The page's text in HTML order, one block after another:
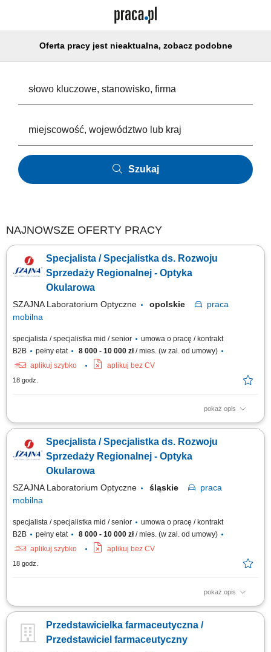
Oferta pracy jest nieaktualna, zobacz podobne
Szukaj
NAJNOWSZE OFERTY PRACY
Specjalista / Specjalistka ds. Rozwoju
Sprzedaży Regionalnej - Optyka
Okularowa
SZAJNA Laboratorium Optyczne opolskie
praca
mobilna
specjalista / specjalistka mid / senior
umowa o pracę / kontrakt
B2B
pełny etat 8 000 - 10 000 zł/ mies. (w zal. od umowy)
aplikuj szybko
aplikuj bez CV
18 godz.
pokaż opis
Opis stanowiska Kompleksowa opieka nad obecną siecią partnerów
punktów handlowych. Dbanie o stałą realizację planów sprzedażowych w
oparciu o zatwierdzony budżet roczny. Wdrażanie lokalnych strategii
rynkowych zmierzających...
Specjalista / Specjalistka ds. Rozwoju
Sprzedaży Regionalnej - Optyka
Okularowa
SZAJNA Laboratorium Optyczne śląskie
praca
mobilna
specjalista / specjalistka mid / senior
umowa o pracę / kontrakt
B2B
pełny etat 8 000 - 10 000 zł/ mies. (w zal. od umowy)
aplikuj szybko
aplikuj bez CV
18 godz.
pokaż opis
Opis stanowiska Kompleksowa opieka nad obecną siecią partnerów
punktów handlowych. Dbanie o stałą realizację planów sprzedażowych w
oparciu o zatwierdzony budżet roczny. Wdrażanie lokalnych strategii
Przedstawicielka farmaceutyczna /
Przedstawiciel farmaceutyczny